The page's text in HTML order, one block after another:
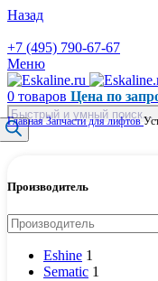
Назад
+7 (495) 790-67-67
Меню
0 товаров Цена по
Поиск
товаров
ГлавнаяЗапчасти для лифтов
Производитель
Eshine 1
Sematic 1